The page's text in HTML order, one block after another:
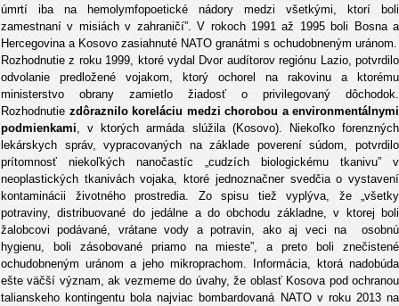
úmrtí iba na hemolymfopoetické nádory medzi všetkými, ktorí boli
zamestnaní v misiách v zahraničí”. V rokoch 1991 až 1995 boli Bosna a
Hercegovina a Kosovo zasiahnuté NATO granátmi s ochudobneným uránom.
Rozhodnutie z roku 1999, ktoré vydal Dvor audítorov regiónu Lazio, potvrdilo
odvolanie predložené vojakom, ktorý ochorel na rakovinu a ktorému
ministerstvo obrany zamietlo žiadosť o privilegovaný dôchodok.
Rozhodnutie zdôraznilo koreláciu medzi chorobou a environmentálnymi
podmienkami, v ktorých armáda slúžila (Kosovo). Niekoľko forenzných
lekárskych správ, vypracovaných na základe poverení súdom, potvrdilo
prítomnosť niekoľkých nanočastíc „cudzích biologickému tkanivu” v
neoplastických tkanivách vojaka, ktoré jednoznačner svedčia o vystavení
kontaminácii životného prostredia. Zo spisu tiež vyplýva, že „všetky
potraviny, distribuované do jedálne a do obchodu základne, v ktorej boli
žalobcovi podávané, vrátane vody a potravin, ako aj veci na osobnú
hygienu, boli zásobované priamo na mieste”, a preto boli znečistené
ochudobneným uránom a jeho mikroprachom. Informácia, ktorá nadobúda
ešte väčší význam, ak vezmeme do úvahy, že oblasť Kosova pod ochranou
talianskeho kontingentu bola najviac bombardovaná NATO v roku 2013 na